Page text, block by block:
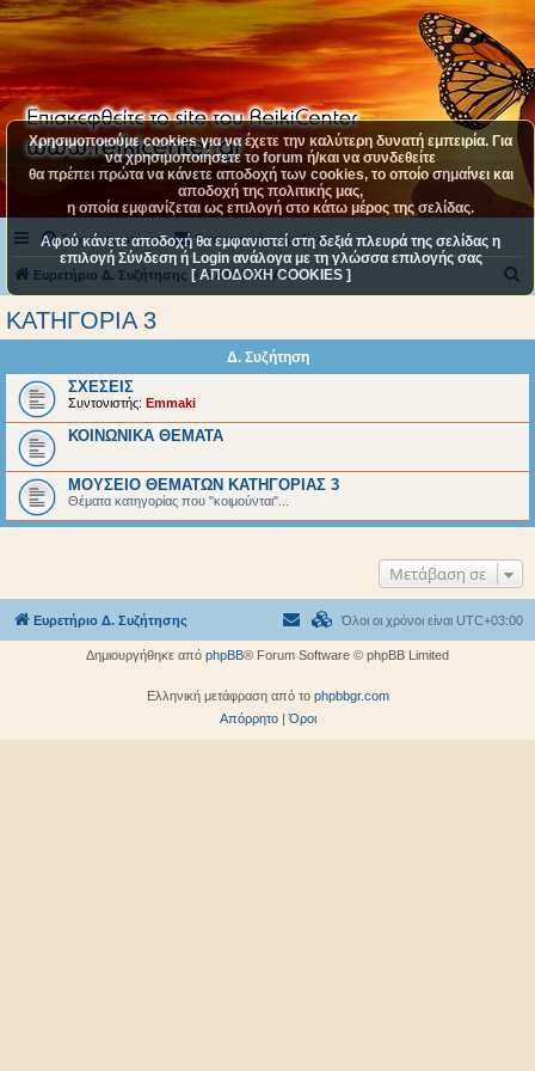
Συχνές ερωτήσεις Επικοινωνήστε μαζί μας
Ευρετήριο Δ. Συζήτησης ΚΑΤΗΓΟΡΙΑ 3
σ
ΚΑΤΗΓΟΡΙΑ 3
Δ. Συζήτηση
ΣΧΕΣΕΙΣ
Συντονιστής: Emmaki
ΚΟΙΝΩΝΙΚΑ ΘΕΜΑΤΑ
ΜΟΥΣΕΙΟ ΘΕΜΑΤΩΝ ΚΑΤΗΓΟΡΙΑΣ 3
Θέματα κατηγορίας που "κοιμούνται"...
Μετάβαση σε
Χρησιμοποιούμε cookies για να έχετε την καλύτερη δυνατή εμπειρία. Για
να χρησιμοποιήσετε το forum ή/και να συνδεθείτε
θα πρέπει πρώτα να κάνετε αποδοχή των cookies, το οποίο σημαίνει και
αποδοχή της πολιτικής μας,
η οποία εμφανίζεται ως επιλογή στο κάτω μέρος της σελίδας.
Αφού κάνετε αποδοχή θα εμφανιστεί στη δεξιά πλευρά της σελίδας η
επιλογή Σύνδεση ή Login ανάλογα με τη γλώσσα επιλογής σας
[ ΑΠΟΔΟΧΗ COOKIES ]
Ευρετήριο Δ. Συζήτησης Όλοι οι χρόνοι είναι UTC+03:00
Δημιουργήθηκε από phpBB® Forum Software © phpBB Limited
Ελληνική μετάφραση από το phpbbgr.com
Απόρρητο|Όροι